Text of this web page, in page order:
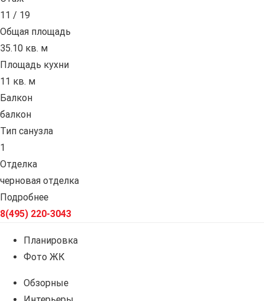
11 / 19
Общая площадь
35.10 кв. м
Площадь кухни
11 кв. м
Балкон
балкон
Тип санузла
1
Отделка
черновая отделка
Подробнее
8(495) 220-3043
Планировка
Фото ЖК
Обзорные